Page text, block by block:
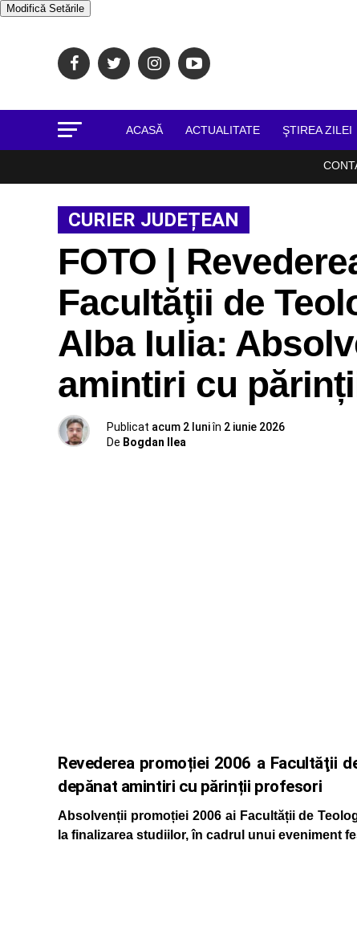
Modifică Setările
ACASĂ ACTUALITATE ŞTIREA ZILEI
CURIER JUDEȚEAN
FOTO |
Facultăţii de
Alba Iulia:
amintiri cu
Publicat acum 2 luniîn 2 iunie 2026
De Bogdan Ilea
Revederea promoției 2006 a Facultăţii
depănat amintiri cu părinții profesori
Absolvenții promoției 2006 ai Facultății de
la finalizarea studiilor, în cadrul unui eveniment